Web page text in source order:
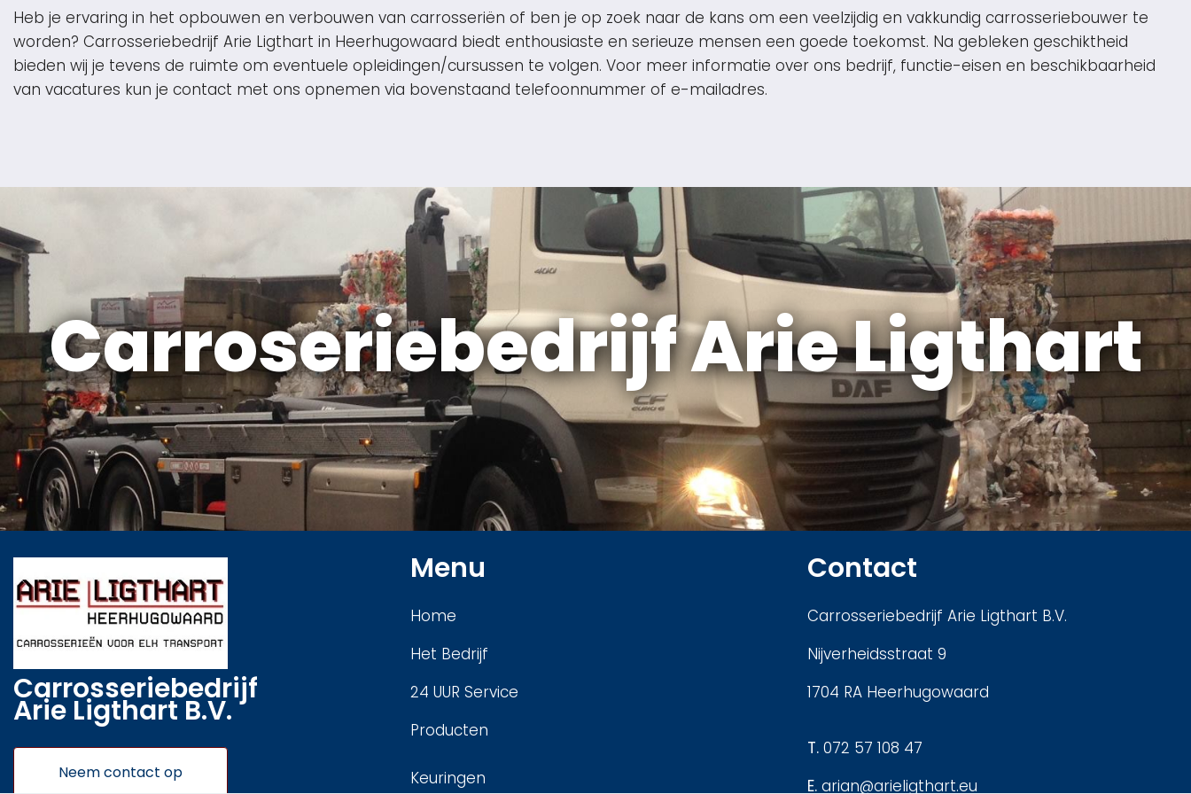
Heb je ervaring in het opbouwen en verbouwen van carrosseriën of ben je op zoek naar de kans om een veelzijdig en vakkundig carrosseriebouwer te
worden? Carrosseriebedrijf Arie Ligthart in Heerhugowaard biedt enthousiaste en serieuze mensen een goede toekomst. Na gebleken geschiktheid
bieden wij je tevens de ruimte om eventuele opleidingen/cursussen te volgen. Voor meer informatie over ons bedrijf, functie-eisen en beschikbaarheid
van vacatures kun je contact met ons opnemen via bovenstaand telefoonnummer of e-mailadres.
Carroseriebedrijf Arie Ligthart
Carrosseriebedrijf
Arie Ligthart B.V.
Neem contact op
Menu
Home
Het Bedrijf
24 UUR Service
Producten
Keuringen
Contact
Carrosseriebedrijf Arie Ligthart B.V.
Nijverheidsstraat 9
1704 RA Heerhugowaard
T. 072 57 108 47
E. arian@arieligthart.eu